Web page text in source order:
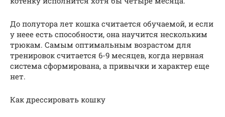
До полутора лет кошка считается обучаемой, и если
у неее есть способности, она научится нескольким
трюкам. Самым оптимальным возрастом для
тренировок считается 6-9 месяцев, когда нервная
система сформирована, а привычки и характер еще
нет.
Как дрессировать кошку